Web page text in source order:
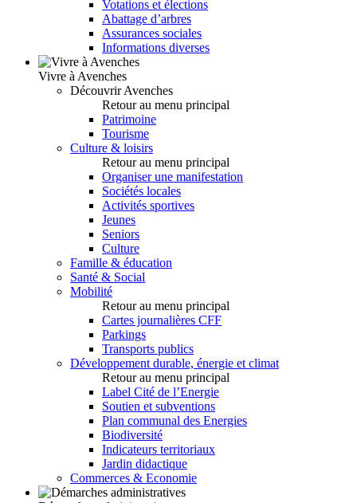
Votations et élections
Abattage d’arbres
Assurances sociales
Informations diverses
Vivre à Avenches
Découvrir Avenches
Retour au menu principal
Patrimoine
Tourisme
Culture & loisirs
Retour au menu principal
Organiser une manifestation
Sociétés locales
Activités sportives
Jeunes
Seniors
Culture
Famille & éducation
Santé & Social
Mobilité
Retour au menu principal
Cartes journalières CFF
Parkings
Transports publics
Développement durable, énergie et climat
Retour au menu principal
Label Cité de l’Energie
Soutien et subventions
Plan communal des Energies
Biodiversité
Indicateurs territoriaux
Jardin didactique
Commerces & Economie